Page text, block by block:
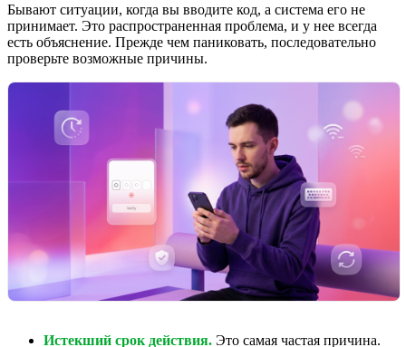
Бывают ситуации, когда вы вводите код, а система его не
принимает. Это распространенная проблема, и у нее всегда
есть объяснение. Прежде чем паниковать, последовательно
проверьте возможные причины.
Истекший срок действия. Это самая частая причина.